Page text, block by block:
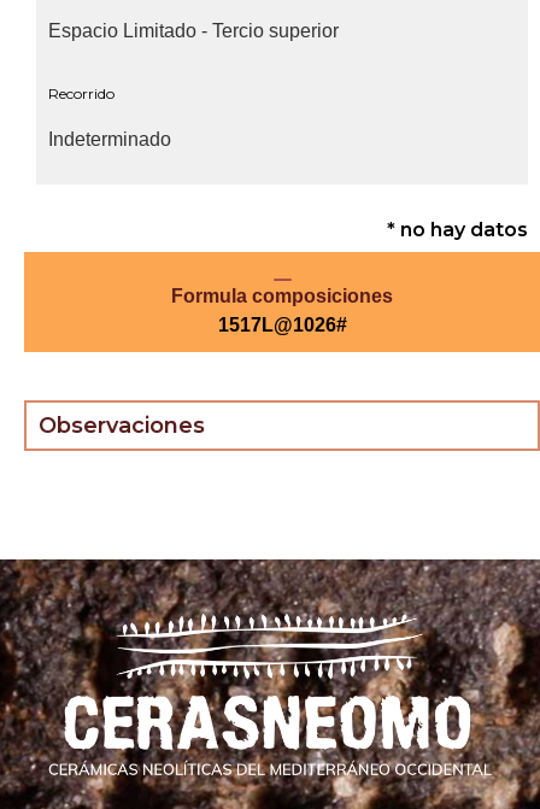
Espacio Limitado - Tercio superior
Recorrido
Indeterminado
* no hay datos
Formula composiciones
1517L@1026#
Observaciones